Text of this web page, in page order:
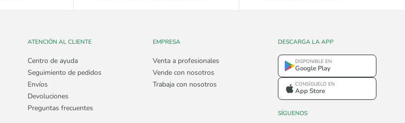
ATENCIÓN AL CLIENTE
Centro de ayuda
Seguimiento de pedidos
Envíos
Devoluciones
Preguntas frecuentes
EMPRESA
Venta a profesionales
Vende con nosotros
Trabaja con nosotros
DESCARGA LA APP
DISPONIBLE EN
Google Play
CONSÍGUELO EN
App Store
SÍGUENOS